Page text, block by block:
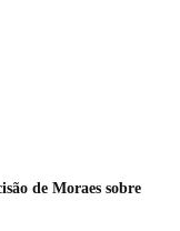
de Moraes sobre